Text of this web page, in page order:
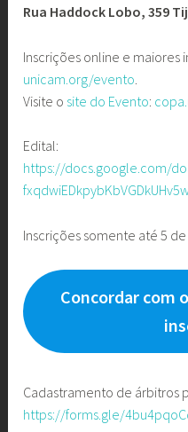
Rua Haddock Lobo, 359
Inscrições online e maiores
unicam.org/evento
Visite o site do Evento:
Edital:
https://docs.google.com/
Inscrições somente até 5
Concordar com
Cadastramento de árbitros
https://forms.gle/